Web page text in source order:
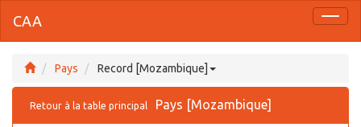
CAA
Pays Record [Mozambique]
Retour à la table principal Pays [Mozambique]